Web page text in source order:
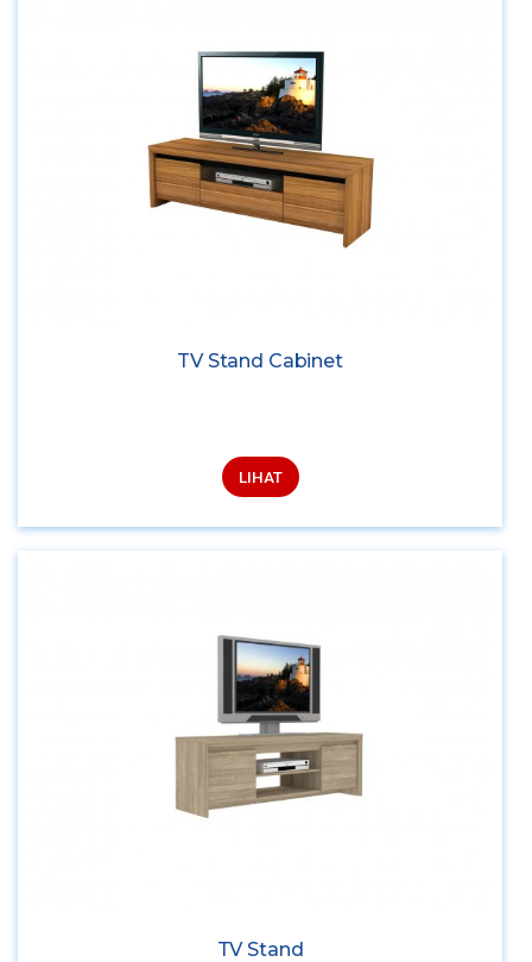
TV Stand Cabinet
LIHAT
TV Stand